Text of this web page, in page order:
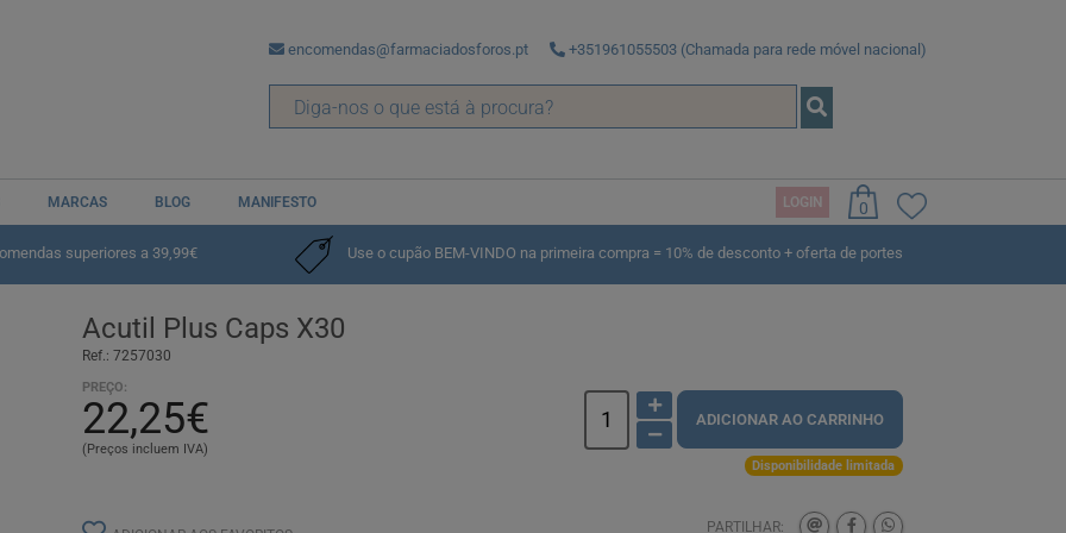
encomendas@farmaciadosforos.pt +351961055503 (Chamada para rede móvel nacional)
MARCAS BLOG MANIFESTO LOGIN 0
superiores a 39,99€ Use o cupão BEM-VINDO na primeira compra = 10% de desconto + oferta de portes
Acutil Plus Caps X30
Ref.: 7257030
PREÇO:
22,25€
(Preços incluem IVA)
ADICIONAR AO CARRINHO
Disponibilidade limitada
PARTILHAR: